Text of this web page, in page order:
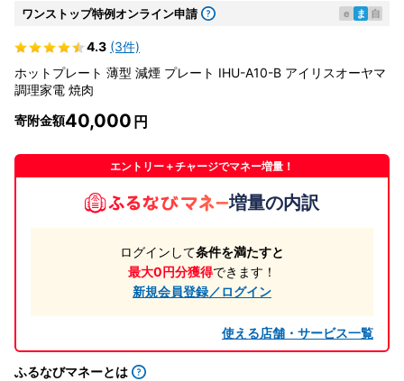
ワンストップ特例オンライン申請 e ま 自
4.3 (3件)
ホットプレート 薄型 減煙 プレート IHU-A10-B アイリスオーヤマ
調理家電 焼肉
寄附金額40,000
エントリー＋チャージでマネー増量！
増量の内訳
ログインして条件を満たすと
最大0円分獲得できます！
新規会員登録／ログイン
使える店舗・サービス一覧
ふるなびマネーとは